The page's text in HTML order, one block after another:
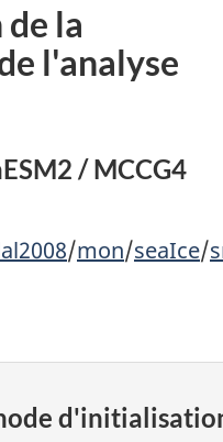
la
l'analyse
/ MCCG4
/mon/seaIce/